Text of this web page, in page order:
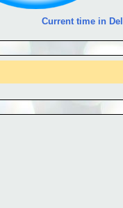
Current time in